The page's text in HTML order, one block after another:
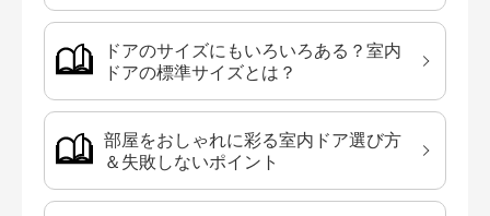
ドアのサイズにもいろいろある？室内
ドアの標準サイズとは？
部屋をおしゃれに彩る室内ドア選び方
＆失敗しないポイント